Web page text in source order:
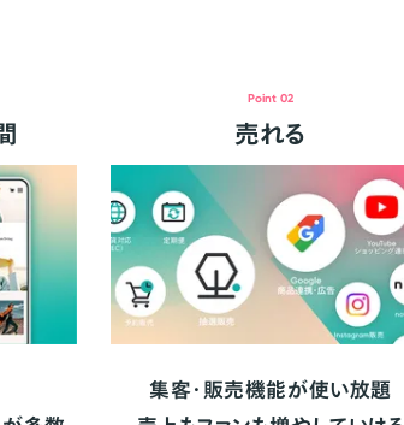
Point 02
売れる
集客・販売機能が使い放題